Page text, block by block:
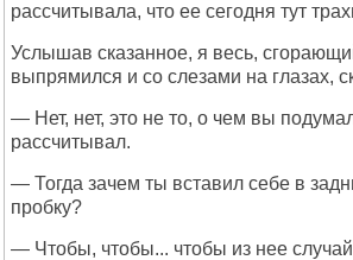
рассчитывала, что ее сегодня тут
Услышав сказанное, я весь,
выпрямился и со слезами на глазах,
— Нет, нет, это не то, о чем вы
рассчитывал.
— Тогда зачем ты вставил себе в
пробку?
— Чтобы, чтобы... чтобы из нее